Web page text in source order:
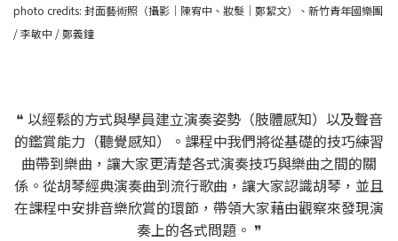
photo credits: 封面藝術照（攝影｜陳宥中、妝髮｜鄭絜文）、新竹青年國樂團
/ 李敏中 / 鄭義鐘
❝ 以經鬆的方式與學員建立演奏姿勢（肢體感知）以及聲音
的鑑賞能力（聽覺感知）。課程中我們將從基礎的技巧練習
曲帶到樂曲，讓大家更清楚各式演奏技巧與樂曲之間的關
係。從胡琴經典演奏曲到流行歌曲，讓大家認識胡琴，並且
在課程中安排音樂欣賞的環節，帶領大家藉由觀察來發現演
奏上的各式問題。 ❞